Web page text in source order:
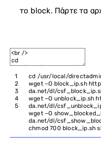
το block. Πάρτε τα
1
2
3
4
5
cd /usr/local /
wget –O block_ip.shhttp
da.net/dl/
wget –O unblock_ip.sh
da.net/dl/
wget –O
da.net/dl/
chmod 700 block_ip.sh